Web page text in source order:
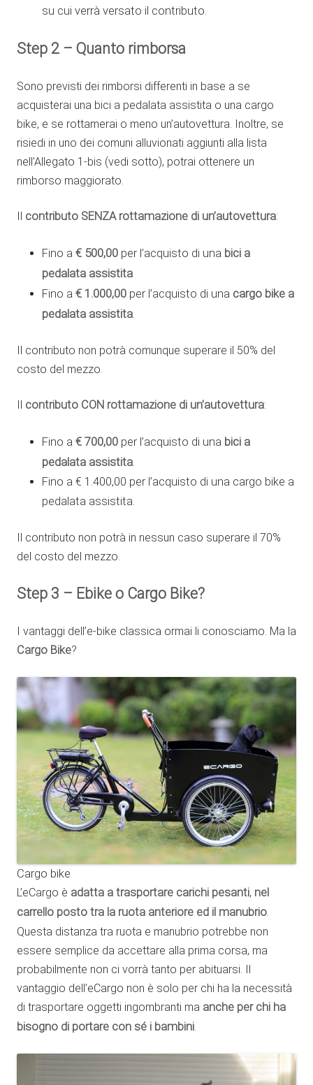
su cui verrà versato il contributo.
Step 2 – Quanto rimborsa
Sono previsti dei rimborsi differenti in base a se
acquisterai una bici a pedalata assistita o una cargo
bike, e se rottamerai o meno un’autovettura. Inoltre, se
risiedi in uno dei comuni alluvionati aggiunti alla lista
nell’Allegato 1-bis (vedi sotto), potrai ottenere un
rimborso maggiorato.
contributo SENZA rottamazione di un’autovettura:
Fino a € 500,00 per l’acquisto di una bici a
pedalata assistita
Fino a € 1.000,00 per l’acquisto di una cargo bike a
pedalata assistita.
Il contributo non potrà comunque superare il 50% del
costo del mezzo.
contributo CON rottamazione di un’autovettura:
Fino a € 700,00 per l’acquisto di una bici a
pedalata assistita.
Fino a € 1.400,00 per l’acquisto di una cargo bike a
pedalata assistita.
Il contributo non potrà in nessun caso superare il 70%
del costo del mezzo.
Step 3 – Ebike o Cargo Bike?
I vantaggi dell’e-bike classica ormai li conosciamo. Ma la
Cargo Bike?
Cargo bike
L’eCargo è adatta a trasportare carichi pesanti, nel
carrello posto tra la ruota anteriore ed il manubrio.
Questa distanza tra ruota e manubrio potrebbe non
essere semplice da accettare alla prima corsa, ma
probabilmente non ci vorrà tanto per abituarsi. Il
vantaggio dell’eCargo non è solo per chi ha la necessità
di trasportare oggetti ingombranti ma anche per chi ha
bisogno di portare con sé i bambini.